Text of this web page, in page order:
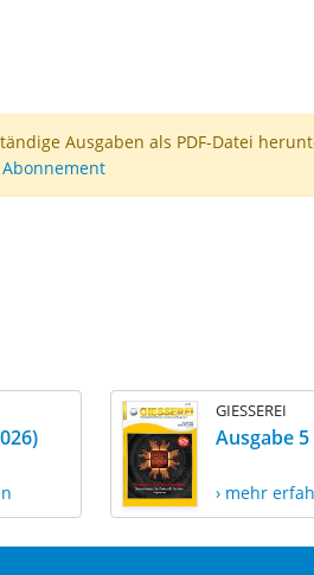
Ausgaben als PDF-Datei
GIESSEREI
Ausgabe 5
› mehr